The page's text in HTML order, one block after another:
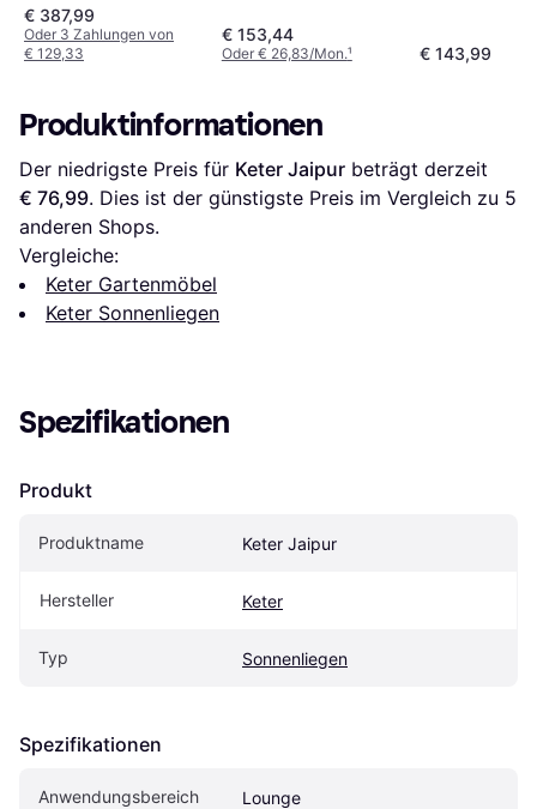
€ 387,99
Oder 3 Zahlungen von
€ 129,33
€ 153,44
Oder € 26,83/Mon.¹ € 143,99
Produktinformationen
Der niedrigste Preis für Keter Jaipur
€ 76,99. Dies ist der günstigste Preis im Vergleich zu 5
anderen Shops.
Vergleiche:
Keter Gartenmöbel
Keter Sonnenliegen
Spezifikationen
Produkt
Produktname Keter Jaipur
Hersteller Keter
Typ Sonnenliegen
Spezifikationen
Anwendungsbereich Lounge